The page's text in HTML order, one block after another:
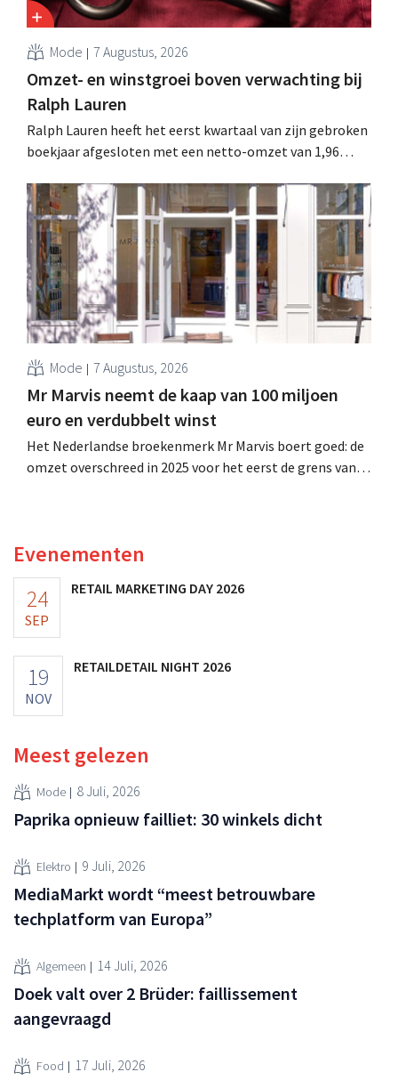
Mode 7 Augustus, 2026
Omzet- en winstgroei boven verwachting bij
Ralph Lauren
Ralph Lauren heeft het eerst kwartaal van zijn gebroken
boekjaar afgesloten met een netto-omzet van 1,96
is dan een jaar eerder. Na die beter dan verwachte start
verhoogt het bedrijf ook zijn vooruitzichten voor het
volledige boekjaar.
Mode 7 Augustus, 2026
Mr Marvis neemt de kaap van 100 miljoen
euro en verdubbelt winst
Het Nederlandse broekenmerk Mr Marvis boert goed: de
omzet overschreed in 2025 voor het eerst de grens van
Evenementen
24
SEP
RETAIL MARKETING DAY 2026
19
NOV
RETAILDETAIL NIGHT 2026
Meest gelezen
Mode 8 Juli, 2026
Paprika opnieuw failliet: 30 winkels dicht
Elektro 9 Juli, 2026
MediaMarkt wordt “meest betrouwbare
techplatform van Europa”
Algemeen 14 Juli, 2026
Doek valt over 2 Brüder: faillissement
aangevraagd
Food 17 Juli, 2026